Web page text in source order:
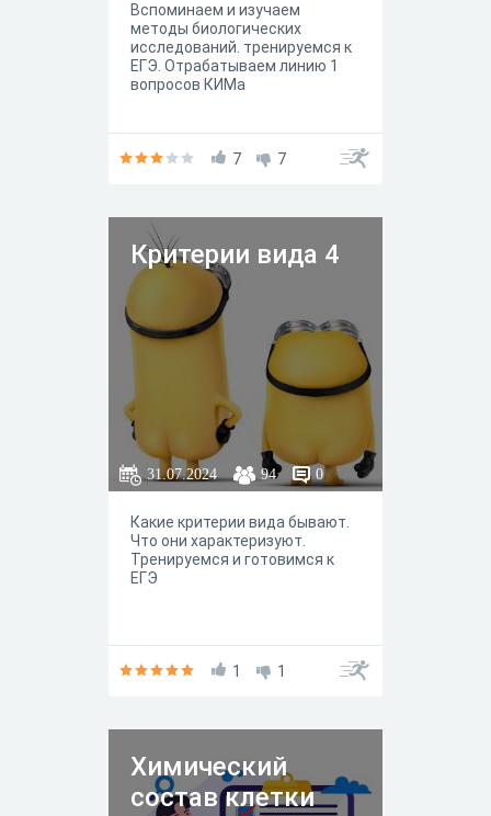
Вспоминаем и изучаем
методы биологических
исследований. тренируемся к
ЕГЭ. Отрабатываем линию 1
вопросов КИМа
7 7
Критерии вида 4
31.07.2024 94 0
Какие критерии вида бывают.
Что они характеризуют.
Тренируемся и готовимся к
ЕГЭ
1 1
Химический
состав клетки